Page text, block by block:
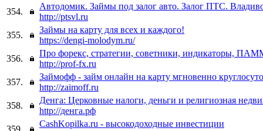
354.
Автодомик. Займы под залог авто. Залог ПТС.
http://ptsvl.ru
355.
Займы на карту для всех и каждого!
https://dengi-molodym.ru/
356.
Про форекс, стратегии, советники, индикаторы,
http://prof-fx.ru
357.
Займофф - займ онлайн на карту мгновенно
http://zaimoff.ru
358.
Денга: Церковные налоги, деньги и религиозная
http://денга.рф
359.
CashKopilka.ru - высокодоходные инвестиции